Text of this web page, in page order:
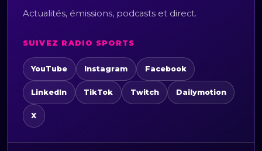
Actualités, émissions, podcasts et direct.
SUIVEZ RADIO SPORTS
YouTube Instagram Facebook
LinkedIn TikTok Twitch Dailymotion
X